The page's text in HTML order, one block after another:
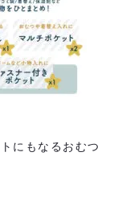
にもなるおむつ